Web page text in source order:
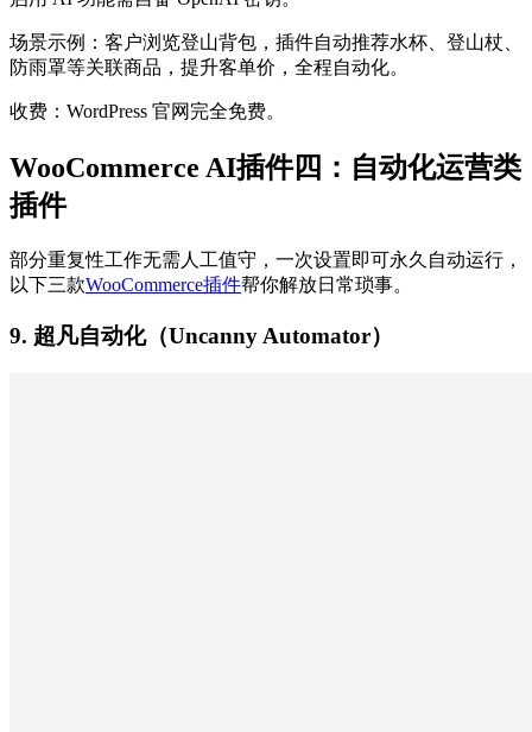
场景示例：客户浏览登山背包，插件自动推荐水杯、登山杖、
防雨罩等关联商品，提升客单价，全程自动化。
收费：WordPress 官网完全免费。
WooCommerce AI插件四：自动化运营类
插件
部分重复性工作无需人工值守，一次设置即可永久自动运行，
以下三款WooCommerce插件帮你解放日常琐事。
9. 超凡自动化（Uncanny Automator）